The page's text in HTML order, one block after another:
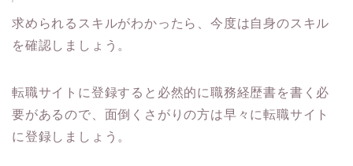
求められるスキルがわかったら、今度は自身のスキル
を確認しましょう。
転職サイトに登録すると必然的に職務経歴書を書く必
要があるので、面倒くさがりの方は早々に転職サイト
に登録しましょう。